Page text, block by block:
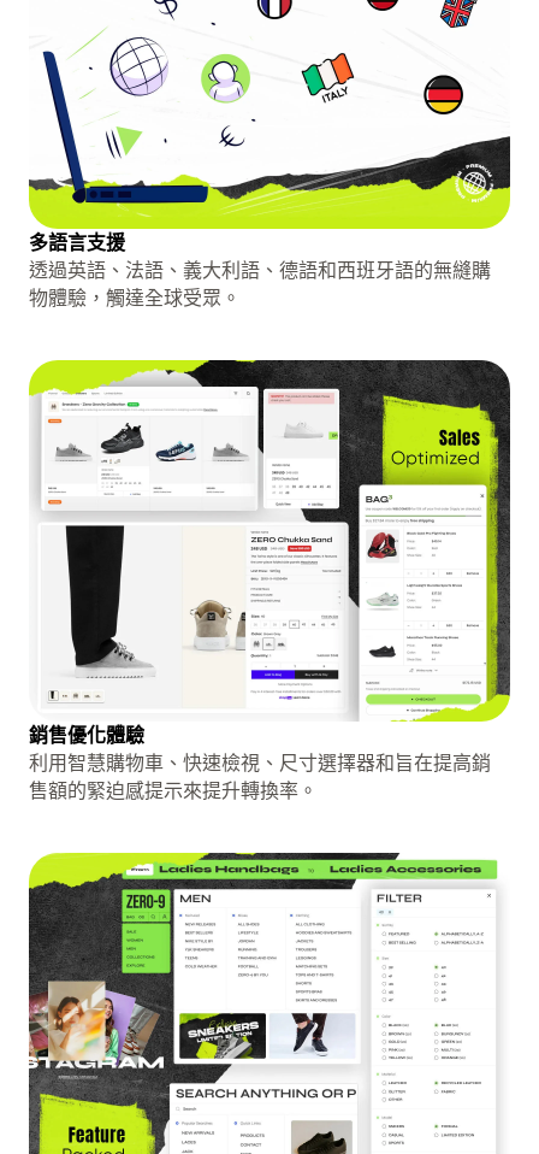
多語言支援
透過英語、法語、義大利語、德語和西班牙語的無縫購
物體驗，觸達全球受眾。
銷售優化體驗
利用智慧購物車、快速檢視、尺寸選擇器和旨在提高銷
售額的緊迫感提示來提升轉換率。